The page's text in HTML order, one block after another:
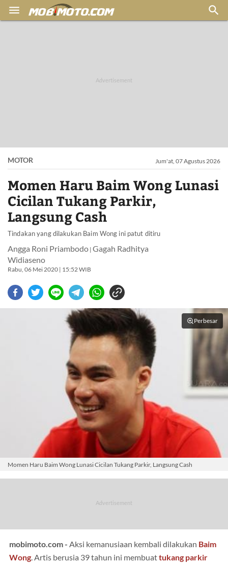
 
MOTOR Jum'at, 07 Agustus 2026
Momen Haru Baim Wong Lunasi
Cicilan Tukang Parkir,
Langsung Cash
Tindakan yang dilakukan Baim Wong ini patut ditiru
Angga Roni Priambodo | Gagah Radhitya
Widiaseno
Rabu, 06 Mei 2020 | 15:52 WIB
Perbesar
Momen Haru Baim Wong Lunasi Cicilan Tukang Parkir, Langsung Cash
mobimoto.com - Aksi kemanusiaan kembali dilakukan Baim
Wong. Artis berusia 39 tahun ini membuattukang parkir